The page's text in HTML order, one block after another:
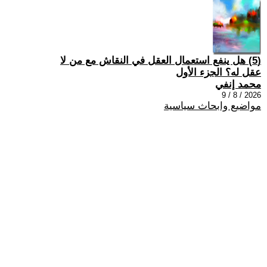
(5) هل ينفع استعمال العقل في النقاش مع من لا
عقل له؟ الجزء الأول
محمد إنفي
2026 / 8 / 9
مواضيع وابحاث سياسية